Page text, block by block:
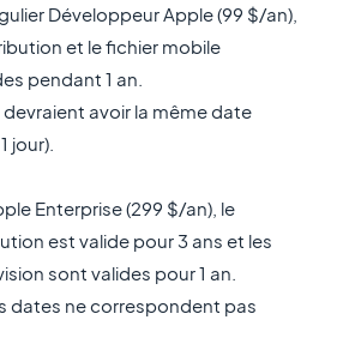
Développeur Apple (99 $/an),
et le fichier mobile
pendant 1 an.
avoir la même date
jour).
Enterprise (299 $/an), le
est valide pour 3 ans et les
sont valides pour 1 an.
dates ne correspondent pas